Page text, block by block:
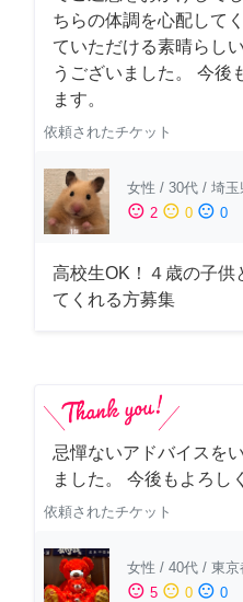
ちらの体調を心配して
ていただける素晴らし
うございました。 今後
ます。
依頼されたチケット
女性 / 30代 / 埼玉
sentiment_satisfied 2 sentiment_neutral 0 sentiment_dissatisfied 0
高校生OK！４歳の子供
てくれる方募集
忌憚ないアドバイスを
ました。 今後もよろし
依頼されたチケット
女性 / 40代 / 東京
sentiment_satisfied 5 sentiment_neutral 0 sentiment_dissatisfied 0